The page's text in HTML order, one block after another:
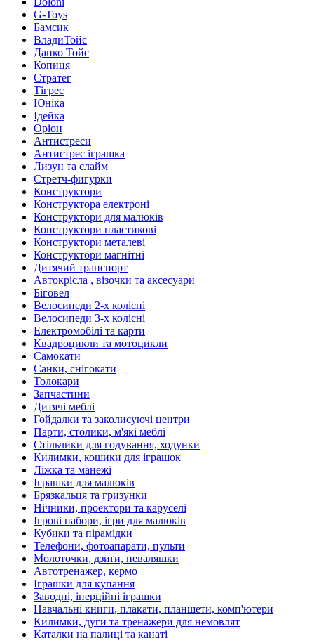
G-Toys
Бамсик
ВладиТойс
Данко Тойс
Копиця
Стратег
Тігрес
Юніка
Ідейка
Оріон
Антистреси
Антистрес іграшка
Лизун та слайм
Стретч-фигурки
Конструктори
Конструктора електроні
Конструктори для малюків
Конструктори пластикові
Конструктори металеві
Конструктори магнітні
Дитячий транспорт
Автокрісла , візочки та аксесуари
Біговел
Велосипеди 2-х колісні
Велосипеди 3-х колісні
Електромобілі та карти
Квадроцикли та мотоцикли
Самокати
Санки, снігокати
Толокари
Запчастини
Дитячі меблі
Гойдалки та заколисуючі центри
Парти, столики, м'які меблі
Стільчики для годування, ходунки
Килимки, кошики для іграшок
Ліжка та манежі
Іграшки для малюків
Брязкальця та гризунки
Нічники, проектори та каруселі
Ігрові набори, ігри для малюків
Кубики та пірамідки
Телефони, фотоапарати, пульти
Молоточки, дзиґи, неваляшки
Автотренажер, кермо
Іграшки для купання
Заводні, інерційні іграшки
Навчальні книги, плакати, планшети, комп'ютери
Килимки, дуги та тренажери для немовлят
Каталки на палиці та канаті